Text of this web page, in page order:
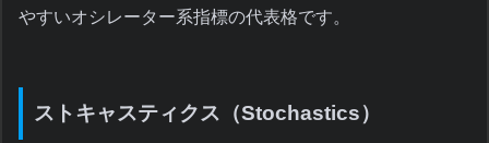
やすいオシレーター系指標の代表格です。
ストキャスティクス（Stochastics）